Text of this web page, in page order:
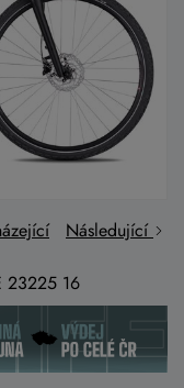
Následující
23225 16